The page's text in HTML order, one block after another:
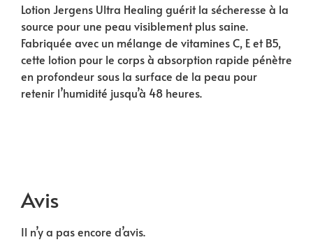
Lotion Jergens Ultra Healing guérit la sécheresse à la
source pour une peau visiblement plus saine.
Fabriquée avec un mélange de vitamines C, E et B5,
cette lotion pour le corps à absorption rapide pénètre
en profondeur sous la surface de la peau pour
retenir l’humidité jusqu’à 48 heures.
Avis
Il n’y a pas encore d’avis.